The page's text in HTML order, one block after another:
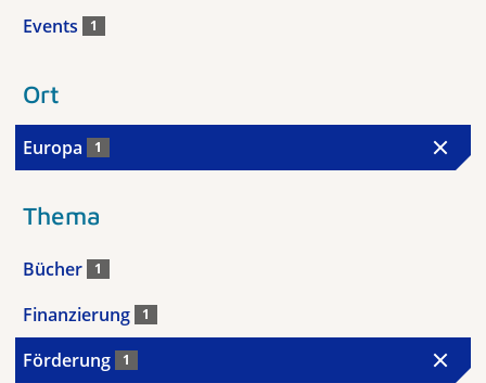
Events 1
Ort
Europa 1
Thema
Bücher 1
Finanzierung 1
Förderung 1